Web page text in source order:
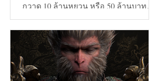
กวาด 10 ล้านหยวน หรือ 50 ล้านบาท
และวันที่ 24 สิงหาคมทะลุ...